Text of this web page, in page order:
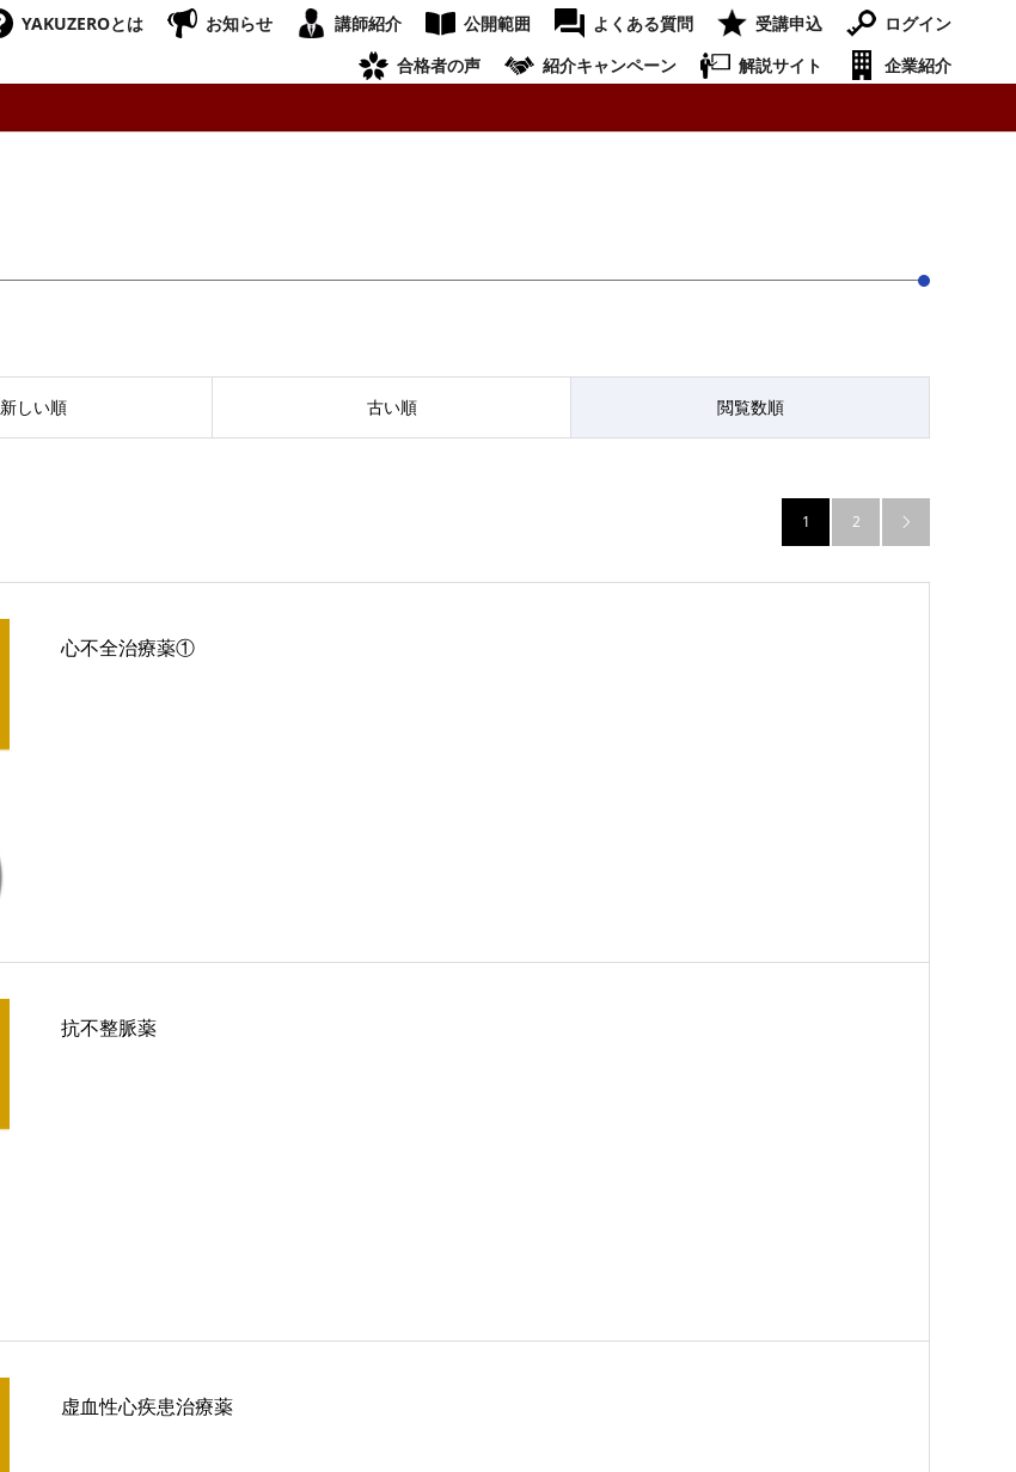
YAKUZEROとは お知らせ 講師紹介 公開範囲 よくある質問 受講申込
ログイン
合格者の声
紹介キャンペーン 解説サイト
企業紹介
新しい順 古い順 閲覧数順
1 2 
心不全治療薬①
抗不整脈薬
虚血性心疾患治療薬